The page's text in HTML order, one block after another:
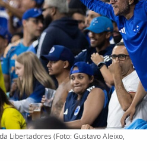
Libertadores (Foto: Gustavo Aleixo,